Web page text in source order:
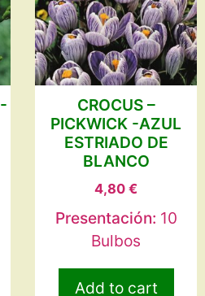
CROCUS –
PICKWICK -AZUL
ESTRIADO DE
BLANCO
4,80 €
Presentación: 10
Bulbos
Add to cart